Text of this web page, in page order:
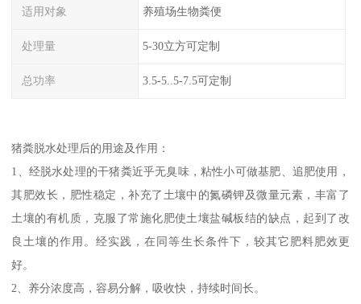
适用对象 养殖场生物粪便
处理量 5-30立方可定制
总功率 3.5-5..5-7.5可定制
猪粪脱水处理后的用途及作用：
1、经脱水处理的干猪粪近乎无臭味，粘性小可做基肥、追肥使用，
其肥效长，肥性稳定，补充了土壤中的氮磷钾及微量元素，丰富了
土壤的有机质，克服了常施化肥使土壤盐碱板结的缺点，起到了改
良土壤的作用。经实践，在同等生长条件下，较其它肥料肥效更
好。
2、养分浓度高，容易分解，吸收快，持续时间长。